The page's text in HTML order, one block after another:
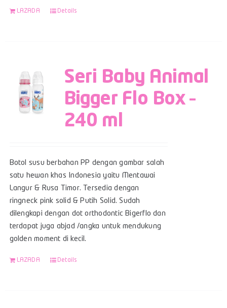
LAZADA Details
Seri Baby Animal
Bigger Flo Box –
240 ml
Botol susu berbahan PP dengan gambar salah
satu hewan khas Indonesia yaitu Mentawai
Langur & Rusa Timor. Tersedia dengan
ringneck pink solid & Putih Solid. Sudah
dilengkapi dengan dot orthodontic Bigerflo dan
terdapat juga abjad /angka untuk mendukung
golden moment di kecil.
LAZADA Details